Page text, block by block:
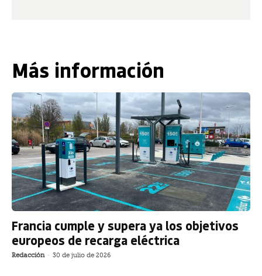
Más información
Francia cumple y supera ya los objetivos
europeos de recarga eléctrica
Redacción - 30 de julio de 2026